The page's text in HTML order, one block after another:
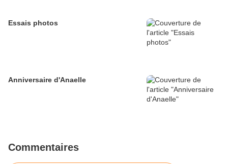
Essais photos
Anniversaire d'Anaelle
Commentaires